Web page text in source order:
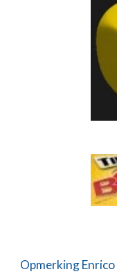
Opmerking Enrico